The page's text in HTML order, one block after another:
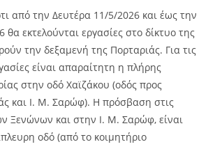
από την Δευτέρα 11/5/2026 και έως την
εκτελούνται εργασίες στο δίκτυο της
την δεξαμενή της Πορταριάς. Για τις
είναι απαραίτητη η πλήρης
στην οδό Χαϊζάκου (οδός προς
και Ι. Μ. Σαρώφ). Η πρόσβαση στις
Ξενώνων και στην Ι. Μ. Σαρώφ, είναι
οδό (από το κοιμητήριο